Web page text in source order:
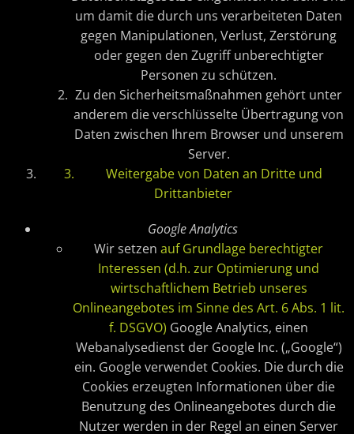
um damit die durch uns verarbeiteten Daten
gegen Manipulationen, Verlust, Zerstörung
oder gegen den Zugriff unberechtigter
Personen zu schützen.
Zu den Sicherheitsmaßnahmen gehört unter
anderem die verschlüsselte Übertragung von
Daten zwischen Ihrem Browser und unserem
Server.
3. Weitergabe von Daten an Dritte und
Drittanbieter
Google Analytics
Wir setzen auf Grundlage berechtigter
Interessen (d.h. zur Optimierung und
wirtschaftlichem Betrieb unseres
Onlineangebotes im Sinne des Art. 6 Abs. 1 lit.
f. DSGVO) Google Analytics, einen
Webanalysedienst der Google Inc. („Google“)
ein. Google verwendet Cookies. Die durch die
Cookies erzeugten Informationen über die
Benutzung des Onlineangebotes durch die
Nutzer werden in der Regel an einen Server